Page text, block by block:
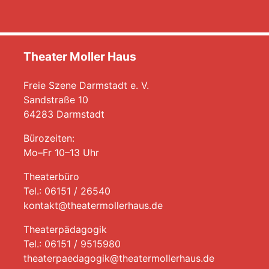
Theater Moller Haus
Freie Szene Darmstadt e. V.
Sandstraße 10
64283 Darmstadt
Bürozeiten:
Mo–Fr 10–13 Uhr
Theaterbüro
Tel.: 06151 / 26540
kontakt@theatermollerhaus.de
Theaterpädagogik
Tel.: 06151 / 9515980
theaterpaedagogik@theatermollerhaus.de